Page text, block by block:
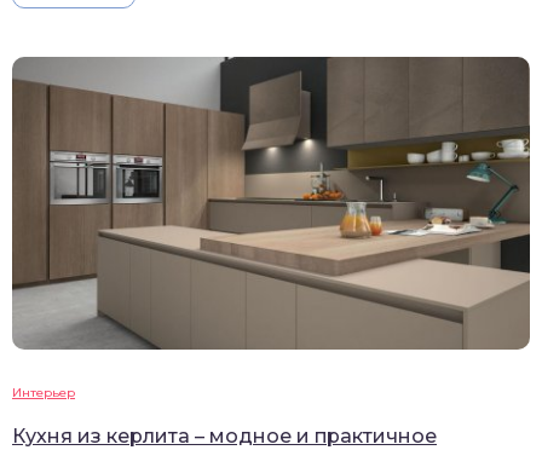
Интерьер
Кухня из керлита – модное и практичное